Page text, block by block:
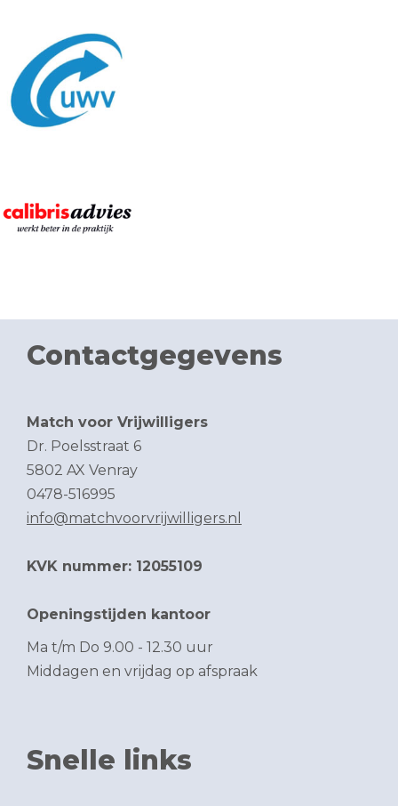
Contactgegevens
Match voor Vrijwilligers
Dr. Poelsstraat 6
5802 AX Venray
0478-516995
info@matchvoorvrijwilligers.nl
KVK nummer: 12055109
Openingstijden kantoor
Ma t/m Do 9.00 - 12.30 uur
Middagen en vrijdag op afspraak
Snelle links